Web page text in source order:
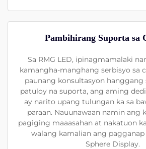
Pambihirang Suporta sa
Sa RMG LED, ipinagmamalaki
kamangha-manghang serbisyo sa
paunang konsultasyon hanggang
patuloy na suporta, ang aming
ay narito upang tulungan ka sa
paraan. Nauunawaan namin ang
pagiging maaasahan at nakatuon
walang kamalian ang
Sphere Display.